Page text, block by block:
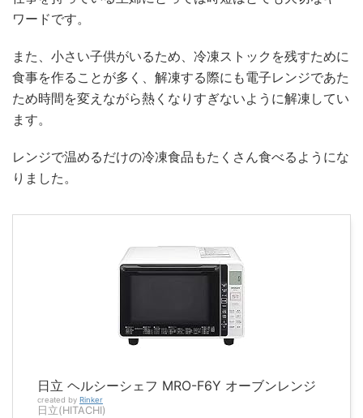
ワードです。
また、小さい子供がいるため、冷凍ストックを残すために
食事を作ることが多く、解凍する際にも電子レンジであた
ため時間を変えながら熱くなりすぎないように解凍してい
ます。
レンジで温めるだけの冷凍食品もたくさん食べるようにな
りました。
日立 ヘルシーシェフ MRO-F6Y オーブンレンジ
created by Rinker
日立(HITACHI)